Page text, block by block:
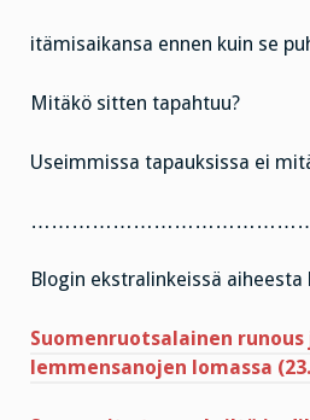
itämisaikansa ennen kuin se
Mitäkö sitten tapahtuu?
Useimmissa tapauksissa ei
Blogin ekstralinkeissä aiheesta
Suomenruotsalainen
lemmensanojen lomassa